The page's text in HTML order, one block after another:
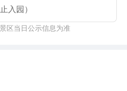
入园）
区当日公示信息为准